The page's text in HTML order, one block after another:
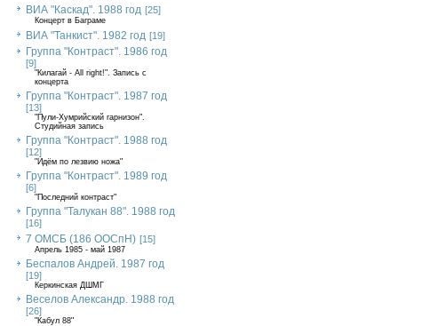
ВИА "Каскад". 1988 год [25]
Концерт в Баграме
ВИА "Танкист". 1982 год [19]
Группа "Контраст". 1986 год
[9]
"Килагай - All right!". Запись с
концерта
Группа "Контраст". 1987 год
[13]
"Пули-Хумрийский гарнизон".
Студийная запись
Группа "Контраст". 1988 год
[12]
"Идём по лезвию ножа"
Группа "Контраст". 1989 год
[6]
"Последний контраст"
Группа "Талукан 88". 1988 год
[16]
7 ОМСБ (186 ООСпН) [15]
Апрель 1985 - май 1987
Беспалов Андрей. 1987 год
[19]
Керкинская ДШМГ
Веселов Александр. 1988 год
[26]
"Кабул 88"